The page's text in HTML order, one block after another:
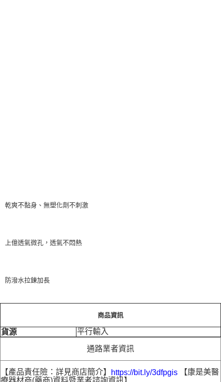
乾爽不黏身、無塑化劑不刺激
上億透氣微孔，透氣不悶熱
防潑水拉鍊加長
商品資訊
貨源 平行輸入
通路業者資訊
【產品責任險：詳見商店簡介】 https://bit.ly/3dfpgis 【康是美醫
療器材商(藥商)資料暨業者諮詢資訊】